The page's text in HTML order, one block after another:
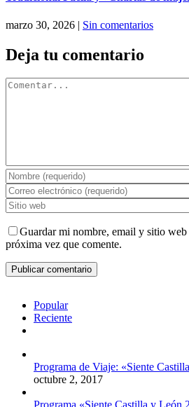
marzo 30, 2026 | Sin comentarios
Deja tu comentario
Comentar
Guardar mi nombre, email y sitio web
próxima vez que comente.
Popular
Reciente
Programa de Viaje: «Siente
octubre 2, 2017